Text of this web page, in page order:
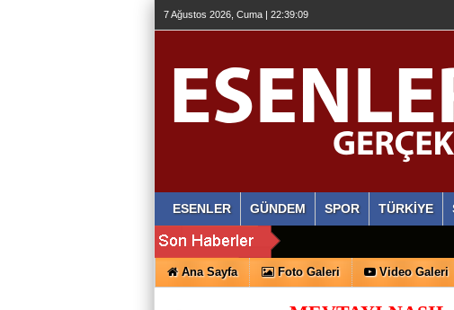
7 Ağustos 2026, Cuma | 22:39:10
ESENLER GÜNDEM SPOR TÜRKİYE
Ana Sayfa Foto Galeri Video Galeri